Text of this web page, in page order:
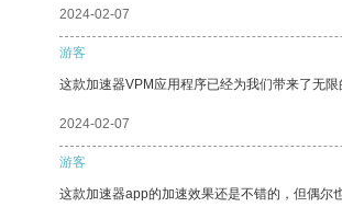
2024-02-07
游客
这款加速器VPM应用程序已经为我们带来了无限
2024-02-07
游客
这款加速器app的加速效果还是不错的，但偶尔